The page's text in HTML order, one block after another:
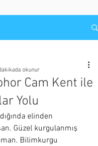
Cam Kent ile
Yolu
okunur
elinden
Güzel kurgulanmış
Bilimkurgu